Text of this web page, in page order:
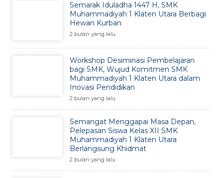
Semarak Iduladha 1447 H, SMK
Muhammadiyah 1 Klaten Utara Berbagi
Hewan Kurban
2 bulan yang lalu
Workshop Desiminasi Pembelajaran
bagi SMK, Wujud Komitmen SMK
Muhammadiyah 1 Klaten Utara dalam
Inovasi Pendidikan
2 bulan yang lalu
Semangat Menggapai Masa Depan,
Pelepasan Siswa Kelas XII SMK
Muhammadiyah 1 Klaten Utara
Berlangsung Khidmat
2 bulan yang lalu